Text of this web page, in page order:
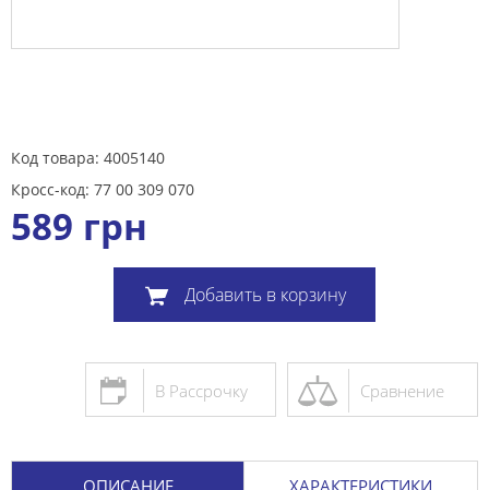
Код товара: 4005140
Кросс-код: 77 00 309 070
589 грн
Добавить в корзину
Сравнение
В Рассрочку
ОПИСАНИЕ ХАРАКТЕРИСТИКИ